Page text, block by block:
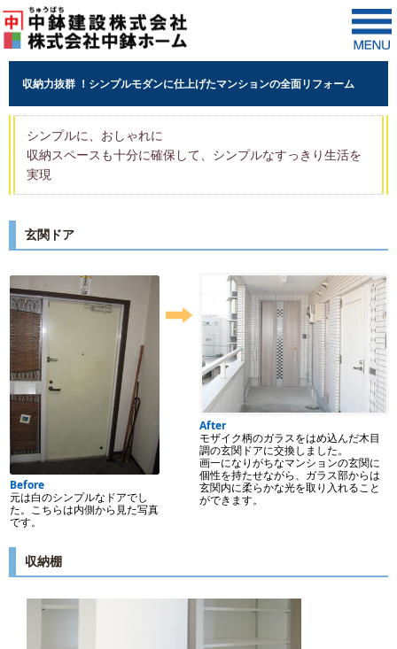
収納力抜群 ！シンプルモダンに仕上げたマンションの全面リフォーム
シンプルに、おしゃれに
収納スペースも十分に確保して、シンプルなすっきり生活を
実現
玄関ドア
Before
元は白のシンプルなドアでし
た。こちらは内側から見た写真
です。
After
モザイク柄のガラスをはめ込んだ木目
調の玄関ドアに交換しました。
画一になりがちなマンションの玄関に
個性を持たせながら、ガラス部からは
玄関内に柔らかな光を取り入れること
ができます。
収納棚